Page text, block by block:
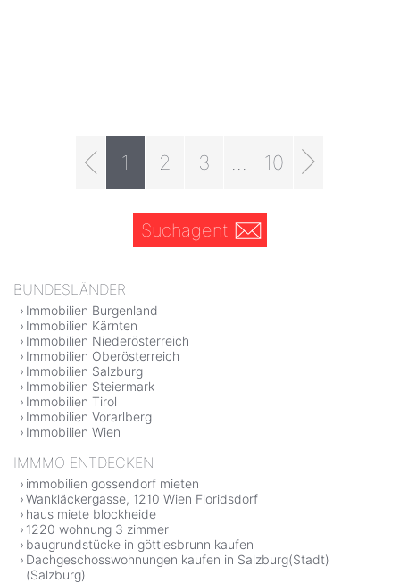
1 2 3 10
Suchagent
BUNDESLÄNDER
Immobilien Burgenland
Immobilien Kärnten
Immobilien Niederösterreich
Immobilien Oberösterreich
Immobilien Salzburg
Immobilien Steiermark
Immobilien Tirol
Immobilien Vorarlberg
Immobilien Wien
IMMMO ENTDECKEN
immobilien gossendorf mieten
Wankläckergasse, 1210 Wien Floridsdorf
haus miete blockheide
1220 wohnung 3 zimmer
baugrundstücke in göttlesbrunn kaufen
Dachgeschosswohnungen kaufen in Salzburg(Stadt)
(Salzburg)